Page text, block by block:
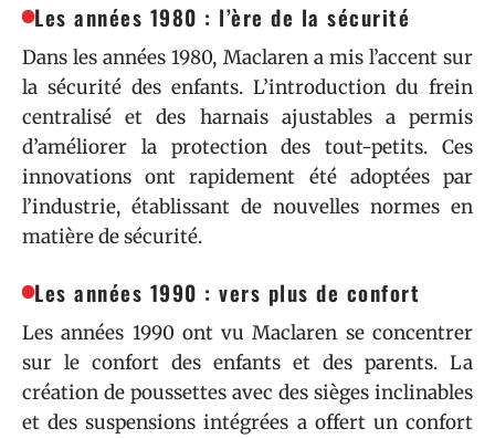
Les années 1980 : l’ère de la sécurité
Dans les années 1980, Maclaren a mis l’accent sur
la sécurité des enfants. L’introduction du frein
centralisé et des harnais ajustables a permis
d’améliorer la protection des tout-petits. Ces
innovations ont rapidement été adoptées par
l’industrie, établissant de nouvelles normes en
matière de sécurité.
Les années 1990 : vers plus de confort
Les années 1990 ont vu Maclaren se concentrer
sur le confort des enfants et des parents. La
création de poussettes avec des sièges inclinables
et des suspensions intégrées a offert un confort